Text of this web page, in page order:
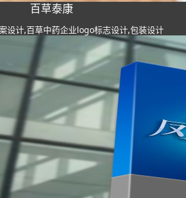
百草泰康
设计,百草中药企业logo标志设计,包装设计